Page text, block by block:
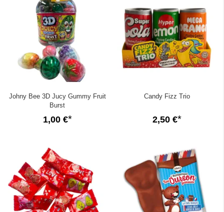
Johny Bee 3D Jucy Gummy Fruit
Burst
1,00 €
Candy Fizz Trio
2,50 €